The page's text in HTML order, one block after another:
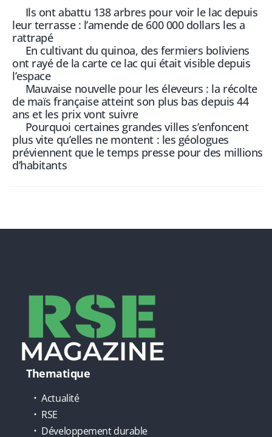
Ils ont abattu 138 arbres pour voir le lac depuis
leur terrasse : l’amende de 600 000 dollars les a
rattrapé
En cultivant du quinoa, des fermiers boliviens
ont rayé de la carte ce lac qui était visible depuis
l’espace
Mauvaise nouvelle pour les éleveurs : la récolte
de maïs française atteint son plus bas depuis 44
ans et les prix vont suivre
Pourquoi certaines grandes villes s’enfoncent
plus vite qu’elles ne montent : les géologues
préviennent que le temps presse pour des millions
d’habitants
Thematique
Actualité
RSE
Développement durable